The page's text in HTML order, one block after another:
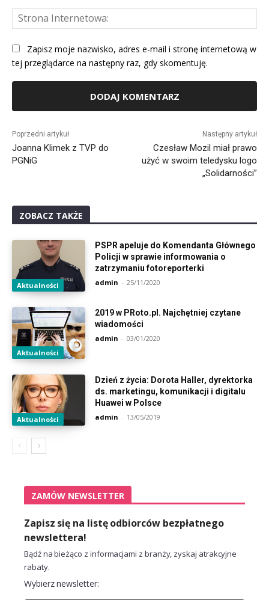
Zapisz moje nazwisko, adres e-mail i stronę internetową w
tej przeglądarce na następny raz, gdy skomentuję.
Poprzedni artykuł
Joanna Klimek z TVP do
PGNiG
Następny artykuł
Czesław Mozil miał prawo
użyć w swoim teledysku logo
„Solidarności”
ZOBACZ TAKŻE
Aktualności
PSPR apeluje do Komendanta Głównego
Policji w sprawie informowania o
zatrzymaniu fotoreporterki
admin - 25/11/2020
Aktualności
2019 w PRoto.pl. Najchętniej czytane
wiadomości
admin - 03/01/2020
Aktualności
Dzień z życia: Dorota Haller, dyrektorka
ds. marketingu, komunikacji i digitalu
Huawei w Polsce
admin - 13/05/2019
ZAMÓW NEWSLETTER
Zapisz się na listę odbiorców bezpłatnego
newslettera!
Bądź na bieżąco z informacjami z branży, zyskaj atrakcyjne
rabaty.
Wybierz newsletter: